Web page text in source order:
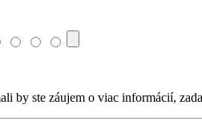
by ste záujem o viac informácií,